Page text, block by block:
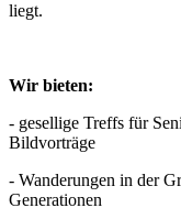
liegt.
Wir bieten:
- gesellige Treffs für
Bildvorträge
- Wanderungen in der
Generationen